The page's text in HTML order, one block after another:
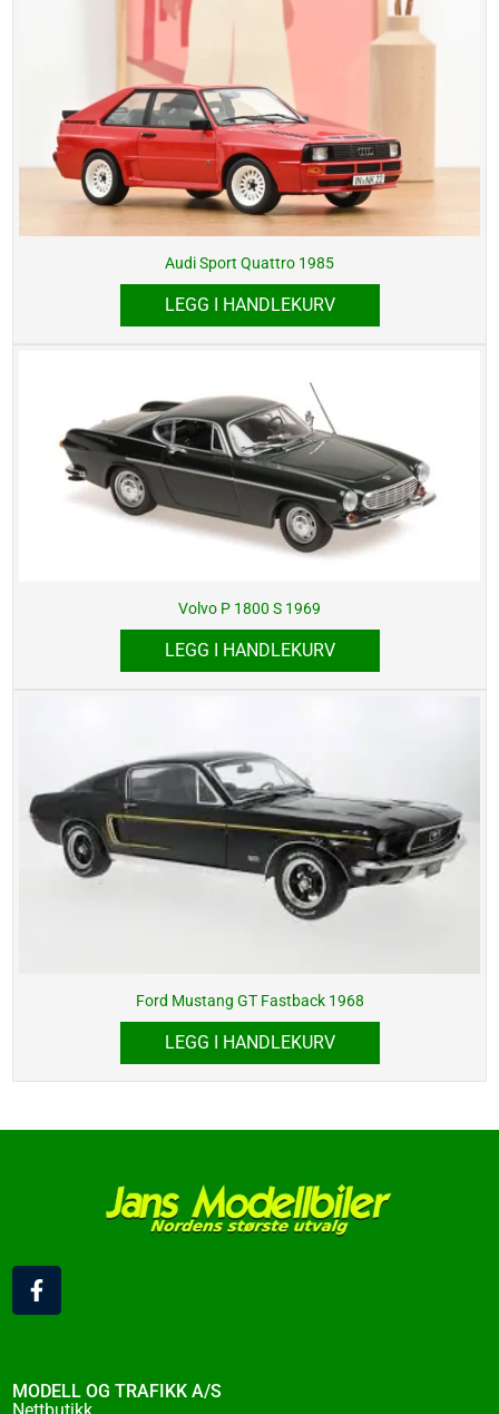
Audi Sport Quattro 1985
LEGG I HANDLEKURV
Volvo P 1800 S 1969
LEGG I HANDLEKURV
Ford Mustang GT Fastback 1968
LEGG I HANDLEKURV
F
a
c
o
MODELL OG TRAFIKK A/S